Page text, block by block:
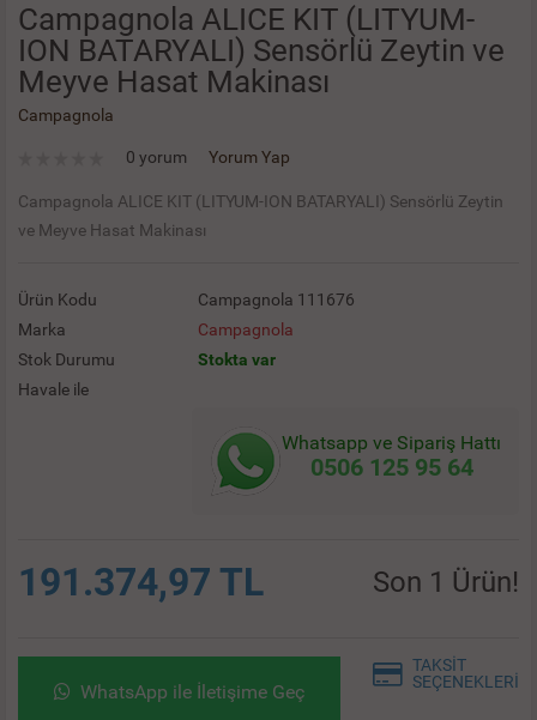
Campagnola ALICE KIT (LITYUM-
ION BATARYALI) Sensörlü Zeytin ve
Meyve Hasat Makinası
Campagnola
0 yorum Yorum Yap
Campagnola ALICE KIT (LITYUM-ION BATARYALI) Sensörlü Zeytin
ve Meyve Hasat Makinası
Ürün Kodu
Campagnola 111676
Marka
Campagnola
Stok Durumu
Stokta var
Havale ile
Whatsapp ve Sipariş Hattı
0506 125 95 64
191.374,97 TL Son 1 Ürün!
WhatsApp ile İletişime Geç
TAKSİT
SEÇENEKLERİ